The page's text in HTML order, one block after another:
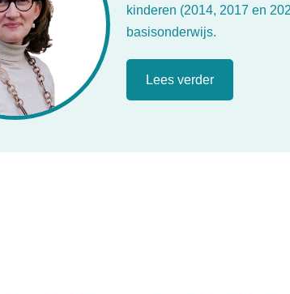
kinderen (2014, 2017 en
basisonderwijs.
Lees verder